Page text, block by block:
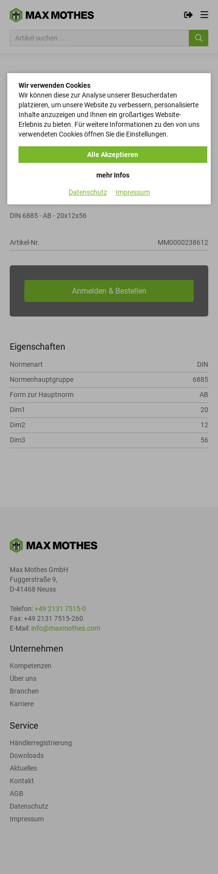
Passfedern
DIN 6885 - AB - 20x12x56
Artikel-Nr. MM0000238612
Eigenschaften
Normenart
DIN
Normenhauptgruppe
6885
Form zur Hauptnorm
AB
Dim1
20
Dim2
12
Dim3
56
Max Mothes GmbH
Fuggerstraße 9,
D-41468 Neuss
Telefon:+49 2131 7515-0
Fax: +49 2131 7515-260
E-Mail: info@maxmothes.com
Unternehmen
Kompetenzen
Über uns
Branchen
Karriere
Service
Händlerregistrierung
Downloads
Aktuelles
Kontakt
AGB
Datenschutz
Impressum
Wir verwenden Cookies
Wir können diese zur Analyse unserer Besucherdaten
platzieren, um unsere Website zu verbessern, personalisierte
Inhalte anzuzeigen und Ihnen ein großartiges Website-
Erlebnis zu bieten. Für weitere Informationen zu den von uns
verwendeten Cookies öffnen Sie die Einstellungen.
mehr Infos
Alle Akzeptieren
Datenschutz Impressum